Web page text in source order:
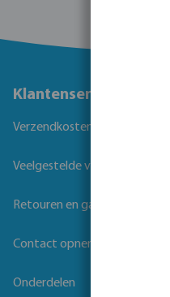
Klantenservice
Verzendkosten
Veelgestelde vragen
Retouren en garantie
Contact opnemen
Onderdelen